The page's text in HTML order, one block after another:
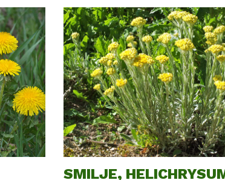
SMILJE,